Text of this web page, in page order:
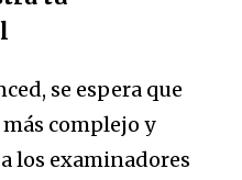
se espera que
complejo y
los examinadores